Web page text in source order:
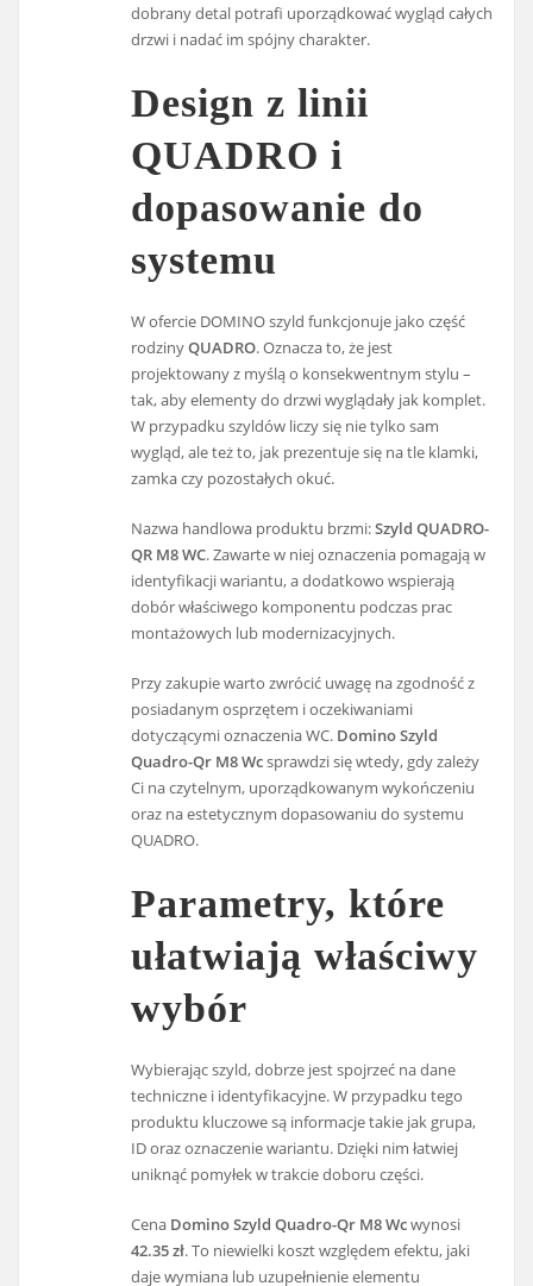
dobrany detal potrafi uporządkować wygląd całych
drzwi i nadać im spójny charakter.
Design z linii
QUADRO i
dopasowanie do
systemu
W ofercie DOMINO szyld funkcjonuje jako część
rodzinyQUADRO. Oznacza to, że jest
projektowany z myślą o konsekwentnym stylu –
tak, aby elementy do drzwi wyglądały jak komplet.
W przypadku szyldów liczy się nie tylko sam
wygląd, ale też to, jak prezentuje się na tle klamki,
zamka czy pozostałych okuć.
Nazwa handlowa produktu brzmi:Szyld QUADRO-
QR M8 WC. Zawarte w niej oznaczenia pomagają w
identyfikacji wariantu, a dodatkowo wspierają
dobór właściwego komponentu podczas prac
montażowych lub modernizacyjnych.
Przy zakupie warto zwrócić uwagę na zgodność z
posiadanym osprzętem i oczekiwaniami
dotyczącymi oznaczenia WC. Domino Szyld
Quadro-Qr M8 Wcsprawdzi się wtedy, gdy zależy
Ci na czytelnym, uporządkowanym wykończeniu
oraz na estetycznym dopasowaniu do systemu
QUADRO.
Parametry, które
ułatwiają właściwy
wybór
Wybierając szyld, dobrze jest spojrzeć na dane
techniczne i identyfikacyjne. W przypadku tego
produktu kluczowe są informacje takie jak grupa,
ID oraz oznaczenie wariantu. Dzięki nim łatwiej
uniknąć pomyłek w trakcie doboru części.
Cena Domino Szyld Quadro-Qr M8 Wcwynosi
42.35 zł. To niewielki koszt względem efektu, jaki
daje wymiana lub uzupełnienie elementu